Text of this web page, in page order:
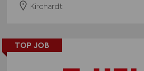
Kirchardt
TOP JOB